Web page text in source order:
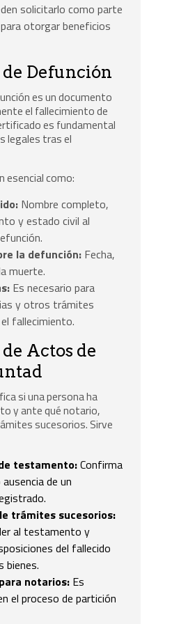
solicitarlo como parte
otorgar beneficios
Defunción
es un documento
el fallecimiento de
es fundamental
legales tras el
esencial como:
Nombre completo,
y estado civil al
la defunción: Fecha,
muerte.
Es necesario para
y otros trámites
fallecimiento.
Actos de
si una persona ha
y ante qué notario,
sucesorios. Sirve
testamento:Confirma
de un
trámites sucesorios:
al testamento y
del fallecido
bienes.
notarios: Es
el proceso de partición